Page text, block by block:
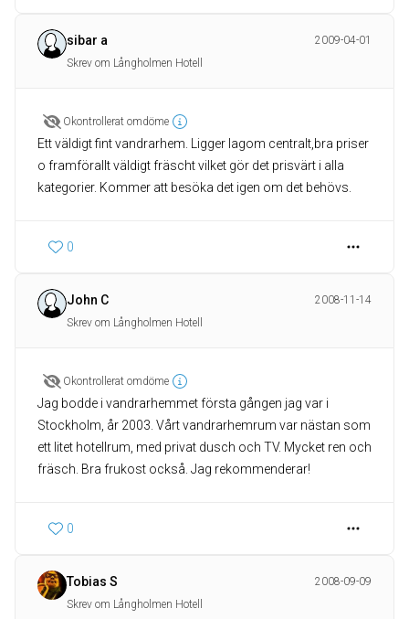
sibar a
2009-04-01
Skrev om Långholmen Hotell
Okontrollerat omdöme
Ett väldigt fint vandrarhem. Ligger lagom centralt,bra priser
o framförallt väldigt fräscht vilket gör det prisvärt i alla
kategorier. Kommer att besöka det igen om det behövs.
0
John C
2008-11-14
Skrev om Långholmen Hotell
Okontrollerat omdöme
Jag bodde i vandrarhemmet första gången jag var i
Stockholm, år 2003. Vårt vandrarhemrum var nästan som
ett litet hotellrum, med privat dusch och TV. Mycket ren och
fräsch. Bra frukost också. Jag rekommenderar!
0
Tobias S
2008-09-09
Skrev om Långholmen Hotell